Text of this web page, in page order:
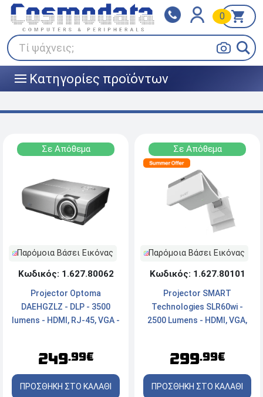
Τί ψάχνεις;
0
||| Κατηγορίες προϊόντων
Klarna
Πληρώστε σε 3
άτοκες δόσεις
BOX NOW
Σε Απόθεμα
Παρόμοια Βάσει Εικόνας
Κωδικός: 1.627.80062
Projector Optoma
DAEHGZLZ - DLP - 3500
lumens - HDMI, RJ-45, VGA -
249.99€
ΠΡΟΣΘΗΚΗ ΣΤΟ ΚΑΛΑΘΙ
Σε Απόθεμα
Παρόμοια Βάσει Εικόνας
Κωδικός: 1.627.80101
Projector SMART
Technologies SLR60wi -
2500 Lumens - HDMI, VGA,
Παρελκόμενα.
299.99€
ΠΡΟΣΘΗΚΗ ΣΤΟ ΚΑΛΑΘΙ